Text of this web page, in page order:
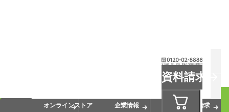
資料請求
会員サービス
オンラインストア
企業情報 資料請求